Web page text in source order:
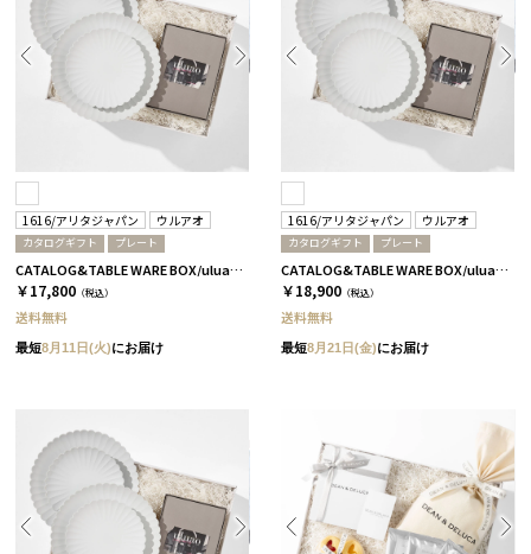
1616/アリタジャパン ウルアオ
カタログギフト プレート
CATALOG&TABLE WARE BOX/uluao/パレスプレート160&220 4枚セット/全5種 バジーリア
￥17,800 （税込）
送料無料
最短8月11日(火)にお届け
1616/アリタジャパン ウルアオ
カタログギフト プレート
CATALOG&TABLE WARE BOX/uluao/パレスプレート160&220 4枚セット/全5種 イヴェット
￥18,900 （税込）
送料無料
最短8月21日(金)にお届け